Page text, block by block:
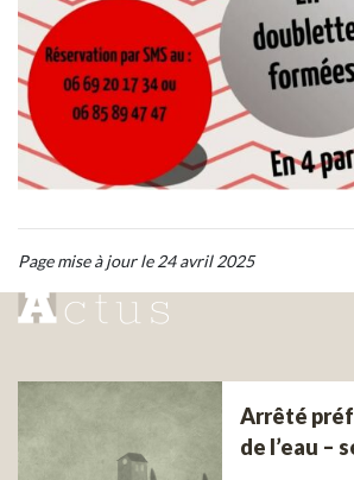
Page mise à jour le 24 avril 2025
Arrêté
de l’eau –